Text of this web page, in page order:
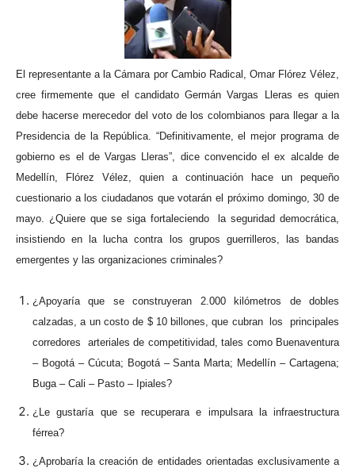
El representante a la Cámara por Cambio Radical, Omar Flórez Vélez,
cree firmemente que el candidato Germán Vargas Lleras es quien
debe hacerse merecedor del voto de los colombianos para llegar a la
Presidencia de la República. “Definitivamente, el mejor programa de
gobierno es el de Vargas Lleras”, dice convencido el ex alcalde de
Medellín, Flórez Vélez, quien a continuación hace un pequeño
cuestionario a los ciudadanos que votarán el próximo domingo, 30 de
mayo. ¿Quiere que se siga fortaleciendo la seguridad democrática,
insistiendo en la lucha contra los grupos guerrilleros, las bandas
emergentes y las organizaciones criminales?
¿Apoyaría que se construyeran 2.000 kilómetros de dobles
calzadas, a un costo de $ 10 billones, que cubran los principales
corredores arteriales de competitividad, tales como Buenaventura
– Bogotá – Cúcuta; Bogotá – Santa Marta; Medellín – Cartagena;
Buga – Cali – Pasto – Ipiales?
¿Le gustaría que se recuperara e impulsara la infraestructura
férrea?
¿Aprobaría la creación de entidades orientadas exclusivamente a